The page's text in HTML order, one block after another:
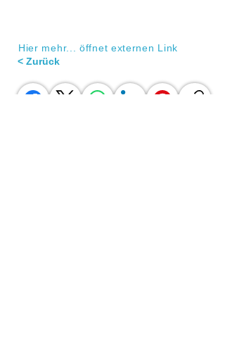
Hier mehr... öffnet externen Link
< Zurück